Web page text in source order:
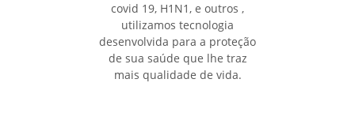
covid 19, H1N1, e outros ,
utilizamos tecnologia
desenvolvida para a proteção
de sua saúde que lhe traz
mais qualidade de vida.